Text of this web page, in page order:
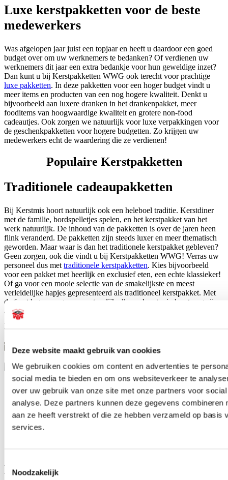
Deze website maakt gebruik van cookies
We gebruiken cookies om content en advertenties te
social media te bieden en om ons websiteverkeer te
over uw gebruik van onze site met onze partners voor
analyse. Deze partners kunnen deze gegevens combineren
aan ze heeft verstrekt of die ze hebben verzameld op basis
services.
Noodzakelijk
Luxe kerstpakketten voor de beste
medewerkers
Was afgelopen jaar juist een topjaar en heeft u daardoor een goed
budget over om uw werknemers te bedanken? Of verdienen uw
werknemers dit jaar een extra bedankje voor hun geweldige inzet?
Dan kunt u bij Kerstpakketten WWG ook terecht voor prachtige
luxe pakketten. In deze pakketten voor een hoger budget vindt u
meer items en producten van een nog hogere kwaliteit. Denkt u
bijvoorbeeld aan luxere dranken in het drankenpakket, meer
fooditems van hoogwaardige kwaliteit en grotere non-food
cadeautjes. Ook zorgen we natuurlijk voor luxe verpakkingen voor
de geschenkpakketten voor hogere budgetten. Zo krijgen uw
medewerkers echt de waardering die ze verdienen!
Populaire Kerstpakketten
Traditionele cadeaupakketten
Bij Kerstmis hoort natuurlijk ook een heleboel traditie. Kerstdiner
met de familie, bordspelletjes spelen, en het kerstpakket van het
werk natuurlijk. De inhoud van de pakketten is over de jaren heen
flink veranderd. De pakketten zijn steeds luxer en meer thematisch
geworden. Maar waar is dan het traditionele kerstpakket gebleven?
Geen zorgen, ook die vindt u bij Kerstpakketten WWG! Verras uw
personeel dus met traditionele kerstpakketten. Kies bijvoorbeeld
voor een pakket met heerlijk en exclusief eten, een echte klassieker!
Of ga voor een mooie selectie van de smakelijkste en meest
verleidelijke hapjes gepresenteerd als traditioneel kerstpakket. Met
de feestdagen mogen we natuurlijk allemaal wat minder streng zijn
als het gaat om de calorieën! Met een traditioneel cadeaupakket
geeft u uw werknemers aan het einde van het jaar een echt originele
traktatie!
Traditionele kerstpakketten
Originele volumineuze pakketten
Kerstpakketten voor ieder budget
Zelf pakket samenstellen is mogelijk
15 jaar ervaring als pakketsamensteller
De beste service en maatwerk bij